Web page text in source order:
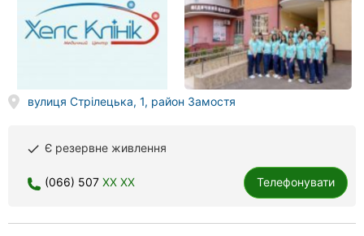
Вінниця
Житомир
Рівне
Одеса
вулиця Стрілецька, 1, район Замостя
done Є резервне живлення
(066) 507 XX XX Телефонувати